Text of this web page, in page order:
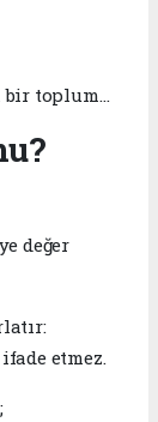
bir toplum…
değer
etmez.